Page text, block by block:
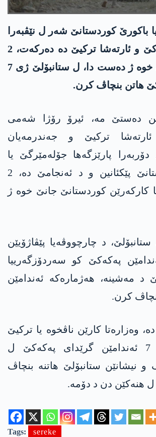
باكورێ كوردستانێ شه‌ر ل نێڤبه‌را
گه‌ریلایێن په‌كه‌كێ و ئارته‌شا تركیێ ده‌ ده‌ركه‌ت، 2
گه‌ریلایان جانێ خوه‌ ژ ده‌ست دا، ل ستانبۆلێ ژی 7
هاتن بنچاڤ كرن.
ده‌ستێ مه‌، ئیرۆ رۆژا شه‌می
ئارته‌شا تركیێ و جه‌ندرمه‌یان
پارێزگه‌ها جۆله‌مێرگێ یا
باكورێ كوردستانێ پێكئانین و د ئه‌نجامێ ده‌، 2
كاركه‌رێن كوردستانێ جانێ خوه‌ ژ
د چارچووڤه‌یا پێڤاژۆیێن
په‌كه‌كێ كو سه‌ردۆزگه‌رییا
د مه‌شینه‌، هه‌ژماره‌كه‌ ئه‌ندامێن
كرن.
وه‌زاره‌تا كارێن ناڤخوه‌ یا تركیێ
ئه‌شكه‌ره‌ كر، 7 ئه‌ندامێن گرێدای په‌كه‌كێ ل
و نیشانێن ستانبۆلێ هاتنه بنچاڤ
هنه‌كێن دن د دۆمه‌.
Tags: sereke